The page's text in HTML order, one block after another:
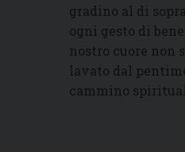
gradino al di
ogni gesto di
nostro cuore non
lavato dal
cammino